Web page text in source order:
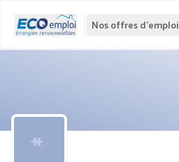
Nos offres d'emploi